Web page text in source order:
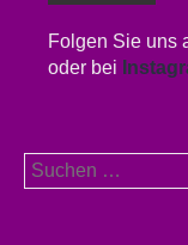
Folgen Sie uns
oder bei
Suchen
nach: